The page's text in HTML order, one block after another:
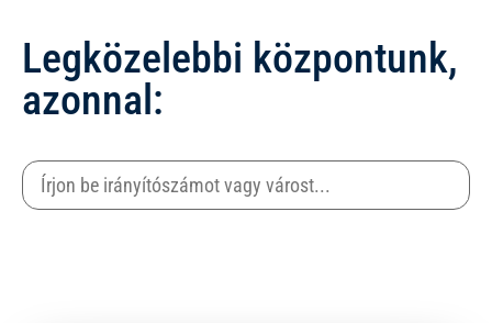
Legközelebbi központunk,
azonnal: